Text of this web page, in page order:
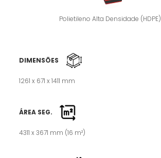
Polietileno Alta Densidade (HDPE)
DIMENSÕES
1261 x 671 x 1411 mm
ÁREA SEG.
4311 x 3671 mm (16 m²)